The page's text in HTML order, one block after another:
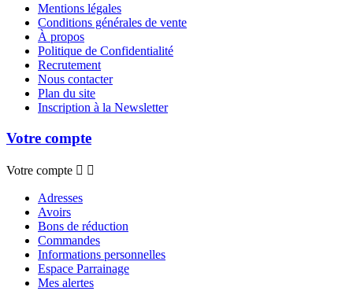
Mentions légales
Conditions générales de vente
À propos
Politique de Confidentialité
Recrutement
Nous contacter
Plan du site
Inscription à la Newsletter
Votre compte
Votre compte  
Adresses
Avoirs
Bons de réduction
Commandes
Informations personnelles
Espace Parrainage
Mes alertes